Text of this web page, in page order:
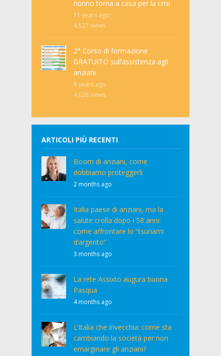
nonno torna a casa per la crisi
11 years ago
4,527 views
2° Corso di formazione
GRATUITO sull’assistenza agli
anziani
8 years ago
4,026views
ARTICOLI PIÙ RECENTI
Boom di anziani, come
dobbiamo proteggerli
2 months ago
Italia paese di anziani, ma la
salute crolla dopo i 58 anni:
come affrontare lo “tsunami
d’argento”
3 months ago
La rete Assixto augura buona
Pasqua
4 months ago
L’Italia che invecchia: come sta
cambiando la società per non
emarginare gli anziani?